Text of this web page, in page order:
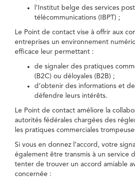
l’Institut belge des services
télécommunications (IBPT) ;
Le Point de contact vise à offrir aux
entreprises un environnement
efficace leur permettant :
de signaler des pratiques
(B2C) ou déloyales (B2B) ;
d’obtenir des informations et
défendre leurs intérêts.
Le Point de contact améliore la
autorités fédérales chargées des
les pratiques commerciales
Si vous en donnez l’accord, votre
également être transmis à un service
tenter de trouver un accord amiable
concernée :